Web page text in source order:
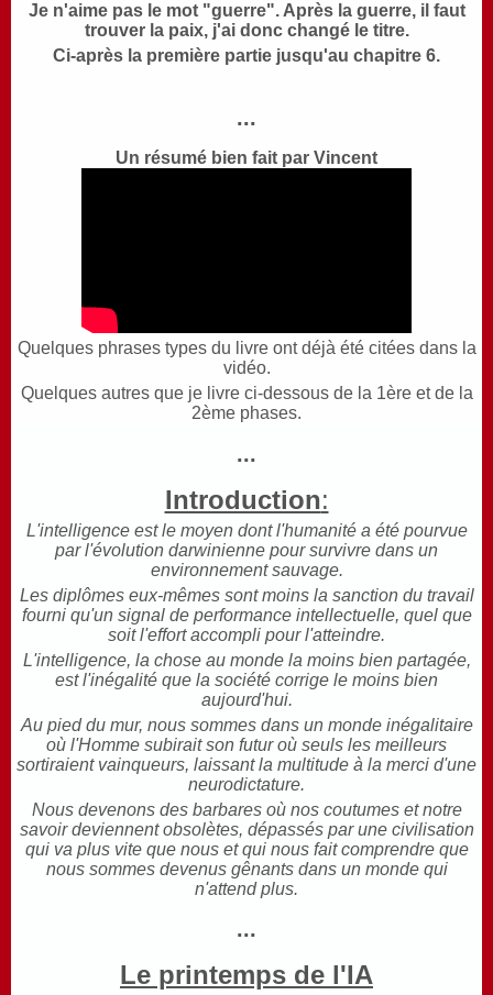
Je n'aime pas le mot "guerre". Après la guerre, il faut
trouver la paix, j'ai donc changé le titre.
Ci-après la première partie jusqu'au chapitre 6.
...
Un résumé bien fait par Vincent
Quelques phrases types du livre ont déjà été citées dans la
vidéo.
Quelques autres que je livre ci-dessous de la 1ère et de la
2ème phases.
...
Introduction:
L'intelligence est le moyen dont l'humanité a été pourvue
par l'évolution darwinienne pour survivre dans un
environnement sauvage.
Les diplômes eux-mêmes sont moins la sanction du travail
fourni qu'un signal de performance intellectuelle, quel que
soit l'effort accompli pour l'atteindre.
L'intelligence, la chose au monde la moins bien partagée,
est l'inégalité que la société corrige le moins bien
aujourd'hui.
Au pied du mur, nous sommes dans un monde inégalitaire
où l'Homme subirait son futur où seuls les meilleurs
sortiraient vainqueurs, laissant la multitude à la merci d'une
neurodictature.
Nous devenons des barbares où nos coutumes et notre
savoir deviennent obsolètes, dépassés par une civilisation
qui va plus vite que nous et qui nous fait comprendre que
nous sommes devenus gênants dans un monde qui
n'attend plus.
...
Le printemps de l'IA